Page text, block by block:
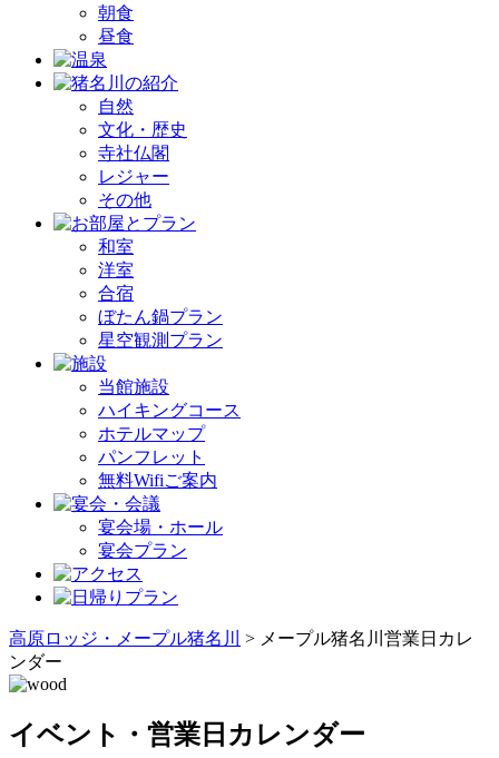
朝食
昼食
自然
文化・歴史
寺社仏閣
レジャー
その他
和室
洋室
合宿
ぼたん鍋プラン
星空観測プラン
当館施設
ハイキングコース
ホテルマップ
パンフレット
無料Wifiご案内
宴会場・ホール
宴会プラン
高原ロッジ・メープル猪名川 > メープル猪名川営業日カレ
ンダー
イベント・営業日カレンダー